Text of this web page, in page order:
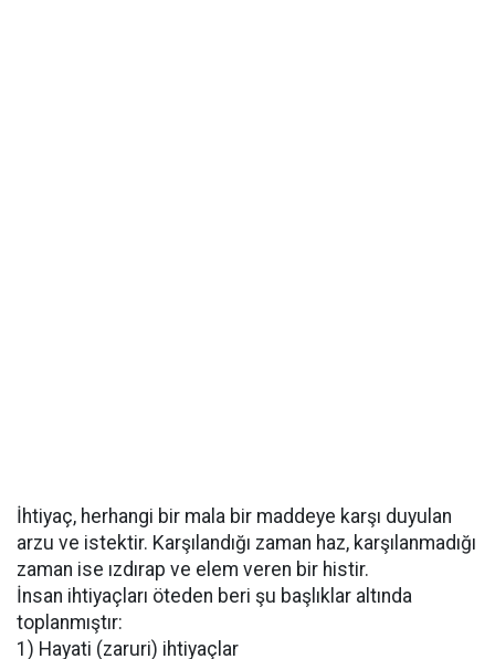
İhtiyaç, herhangi bir mala bir maddeye karşı duyulan
arzu ve istektir. Karşılandığı zaman haz, karşılanmadığı
zaman ise ızdırap ve elem veren bir histir.
İnsan ihtiyaçları öteden beri şu başlıklar altında
toplanmıştır:
1) Hayati (zaruri) ihtiyaçlar